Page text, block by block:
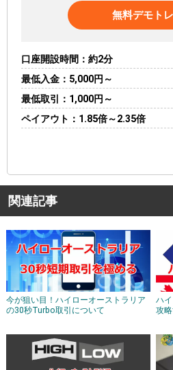
無料デモト
口座開設時間
約2分
最低入金
5,000円～
最低取引
1,000円～
ペイアウト
1.85倍～2.35倍
関連記事
今が狙い目！ハイローオーストラリア
の30秒Turbo取引について
ハ
攻